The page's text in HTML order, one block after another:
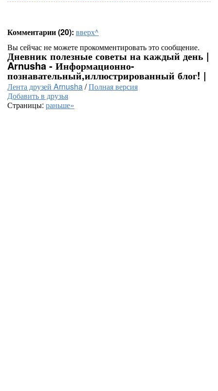
Комментарии (20): вверх^
Вы сейчас не можете прокомментировать это сообщение.
Дневник полезные советы на каждый день |
Arnusha - Информационно-
познавательный,иллюстрированный блог! |
Лента друзей Arnusha/Полная версия
Добавить в друзья
Страницы: раньше»